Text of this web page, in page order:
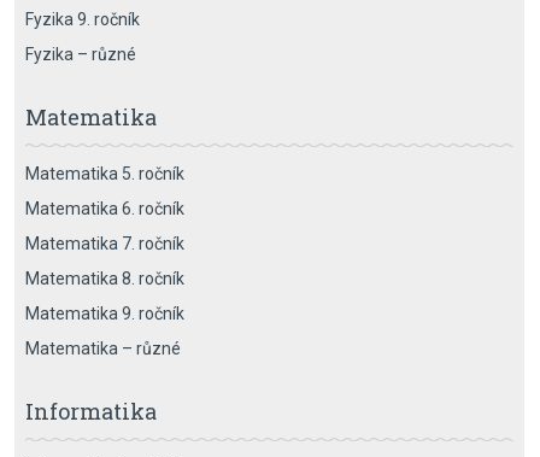
Fyzika 9. ročník
Fyzika – různé
Matematika
Matematika 5. ročník
Matematika 6. ročník
Matematika 7. ročník
Matematika 8. ročník
Matematika 9. ročník
Matematika – různé
Informatika